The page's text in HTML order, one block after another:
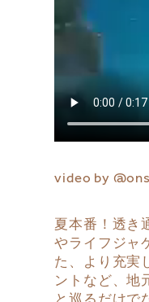
video by
夏本番！透き
やライフジャ
た、より充実
ントなど、地
と巡るだけで